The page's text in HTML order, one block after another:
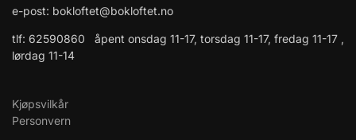
e-post: bokloftet@bokloftet.no
tlf: 62590860 åpent onsdag 11-17, torsdag 11-17, fredag 11-17 ,
lørdag 11-14
Kjøpsvilkår
Personvern